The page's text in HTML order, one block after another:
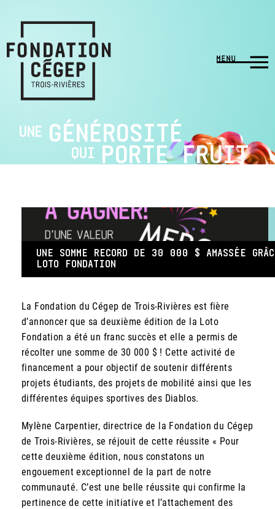
UNE GÉNÉROSITÉ
QUI PORTE FRUIT
UNE SOMME RECORD DE 30 000 $ AMASSÉE
LOTO FONDATION
La Fondation du Cégep de Trois-Rivières est fière
d’annoncer que sa deuxième édition de la Loto
Fondation a été un franc succès et elle a permis de
récolter une somme de 30 000 $ ! Cette activité de
financement a pour objectif de soutenir différents
projets étudiants, des projets de mobilité ainsi que les
différentes équipes sportives des Diablos.
Mylène Carpentier, directrice de la Fondation du Cégep
de Trois-Rivières, se réjouit de cette réussite « Pour
cette deuxième édition, nous constatons un
engouement exceptionnel de la part de notre
communauté. C’est une belle réussite qui confirme la
pertinence de cette initiative et l’attachement des